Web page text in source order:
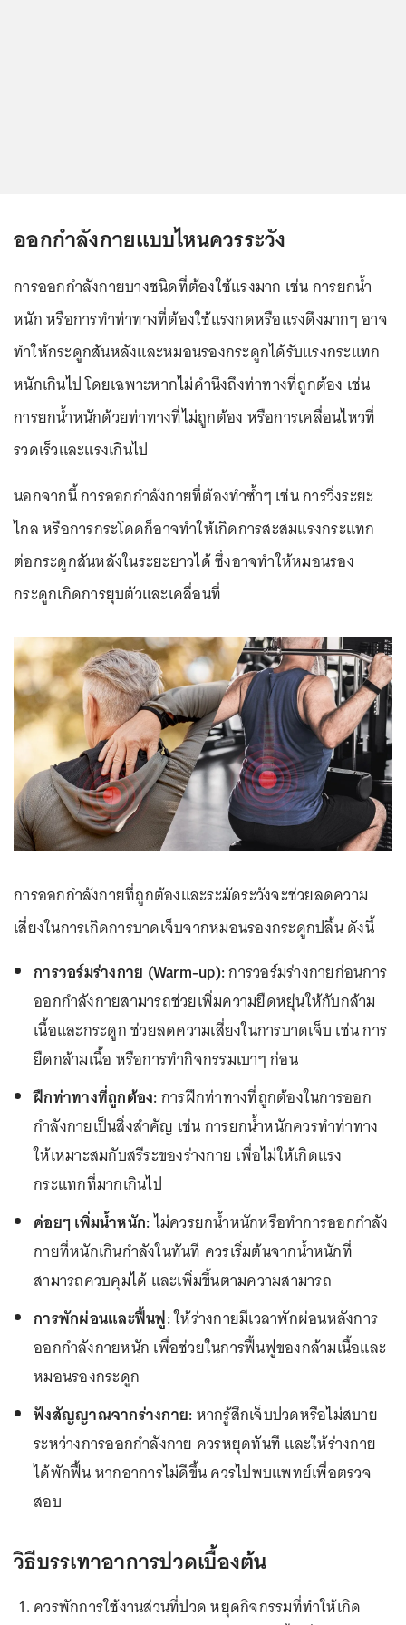
ออกกำลังกายแบบไหนควรระวัง
การออกกำลังกายบางชนิดที่ต้องใช้แรงมาก เช่น การยกน้ำ
หนัก หรือการทำท่าทางที่ต้องใช้แรงกดหรือแรงดึงมากๆ อาจ
ทำให้กระดูกสันหลังและหมอนรองกระดูกได้รับแรงกระแทก
หนักเกินไป โดยเฉพาะหากไม่คำนึงถึงท่าทางที่ถูกต้อง เช่น
การยกน้ำหนักด้วยท่าทางที่ไม่ถูกต้อง หรือการเคลื่อนไหวที่
รวดเร็วและแรงเกินไป
นอกจากนี้ การออกกำลังกายที่ต้องทำซ้ำๆ เช่น การวิ่งระยะ
ไกล หรือการกระโดดก็อาจทำให้เกิดการสะสมแรงกระแทก
ต่อกระดูกสันหลังในระยะยาวได้ ซึ่งอาจทำให้หมอนรอง
กระดูกเกิดการยุบตัวและเคลื่อนที่
การออกกำลังกายที่ถูกต้องและระมัดระวังจะช่วยลดความ
เสี่ยงในการเกิดการบาดเจ็บจากหมอนรองกระดูกปลิ้น ดังนี้
การวอร์มร่างกาย (Warm-up):การวอร์มร่างกายก่อนการ
ออกกำลังกายสามารถช่วยเพิ่มความยืดหยุ่นให้กับกล้าม
เนื้อและกระดูก ช่วยลดความเสี่ยงในการบาดเจ็บ เช่น การ
ยืดกล้ามเนื้อ หรือการทำกิจกรรมเบาๆ ก่อน
ฝึกท่าทางที่ถูกต้อง:การฝึกท่าทางที่ถูกต้องในการออก
กำลังกายเป็นสิ่งสำคัญ เช่น การยกน้ำหนักควรทำท่าทาง
ให้เหมาะสมกับสรีระของร่างกาย เพื่อไม่ให้เกิดแรง
กระแทกที่มากเกินไป
ค่อยๆ เพิ่มน้ำหนัก:ไม่ควรยกน้ำหนักหรือทำการออกกำลัง
กายที่หนักเกินกำลังในทันที ควรเริ่มต้นจากน้ำหนักที่
สามารถควบคุมได้ และเพิ่มขึ้นตามความสามารถ
การพักผ่อนและฟื้นฟู:ให้ร่างกายมีเวลาพักผ่อนหลังการ
ออกกำลังกายหนัก เพื่อช่วยในการฟื้นฟูของกล้ามเนื้อและ
หมอนรองกระดูก
ฟังสัญญาณจากร่างกาย:หากรู้สึกเจ็บปวดหรือไม่สบาย
ระหว่างการออกกำลังกาย ควรหยุดทันที และให้ร่างกาย
ได้พักฟื้น หากอาการไม่ดีขึ้น ควรไปพบแพทย์เพื่อตรวจ
สอบ
วิธีบรรเทาอาการปวดเบื้องต้น
ควรพักการใช้งานส่วนที่ปวด หยุดกิจกรรมที่ทำให้เกิด